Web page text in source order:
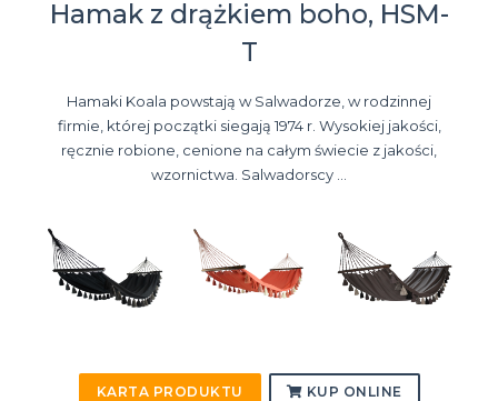
Hamak z drążkiem boho, HSM-
T
Hamaki Koala powstają w Salwadorze, w rodzinnej
firmie, której początki siegają 1974 r. Wysokiej jakości,
ręcznie robione, cenione na całym świecie z jakości,
wzornictwa. Salwadorscy ...
KARTA PRODUKTU KUP ONLINE